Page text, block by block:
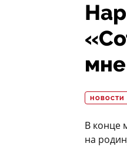
НОВОСТИ
В конце
на